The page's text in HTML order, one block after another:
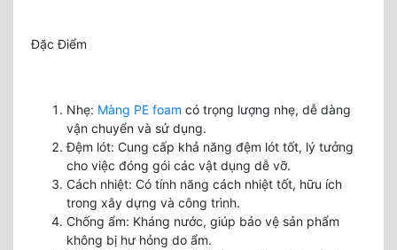
Đặc Điểm
Nhẹ: Màng PE foam có trọng lượng nhẹ, dễ dàng
vận chuyển và sử dụng.
Đệm lót: Cung cấp khả năng đệm lót tốt, lý tưởng
cho việc đóng gói các vật dụng dễ vỡ.
Cách nhiệt: Có tính năng cách nhiệt tốt, hữu ích
trong xây dựng và công trình.
Chống ẩm: Kháng nước, giúp bảo vệ sản phẩm
không bị hư hỏng do ẩm.